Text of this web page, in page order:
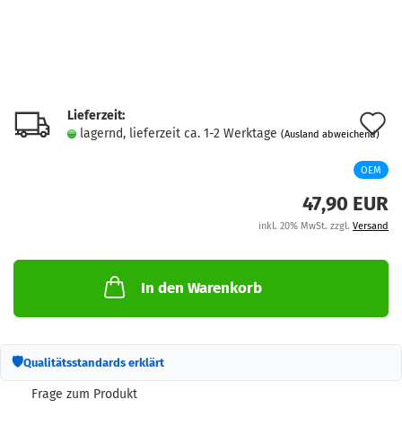
Lieferzeit:
lagernd, lieferzeit ca. 1-2 Werktage (Ausland abweichend)
OEM
47,90 EUR
inkl. 20% MwSt. zzgl. Versand
In den Warenkorb
🛡Qualitätsstandards erklärt
Frage zum Produkt